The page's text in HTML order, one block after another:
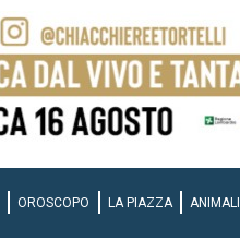
OROSCOPO LA PIAZZA ANIMALI